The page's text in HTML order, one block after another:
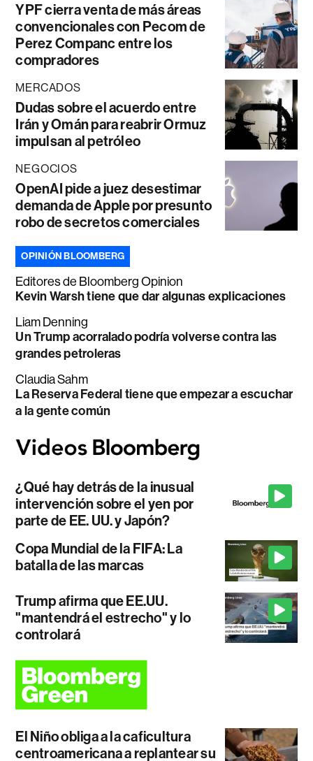
YPF cierra venta de más áreas
convencionales con Pecom de
Perez Companc entre los
compradores
MERCADOS
Dudas sobre el acuerdo entre
Irán y Omán para reabrir Ormuz
impulsan al petróleo
NEGOCIOS
OpenAI pide a juez desestimar
demanda de Apple por presunto
robo de secretos comerciales
OPINIÓN BLOOMBERG
Editores de Bloomberg Opinion
Kevin Warsh tiene que dar algunas explicaciones
Liam Denning
Un Trump acorralado podría volverse contra las
grandes petroleras
Claudia Sahm
La Reserva Federal tiene que empezar a escuchar
a la gente común
¿Qué hay detrás de la inusual
intervención sobre el yen por
parte de EE. UU. y Japón?
Copa Mundial de la FIFA: La
batalla de las marcas
Trump afirma que EE.UU.
"mantendrá el estrecho" y lo
controlará
El Niño obliga a la caficultura
centroamericana a replantear su